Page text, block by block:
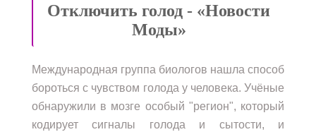
Отключить голод - «Новости
Моды»
Международная группа биологов нашла способ
бороться с чувством голода у человека. Учёные
обнаружили в мозге особый "регион", который
кодирует сигналы голода и сытости, и